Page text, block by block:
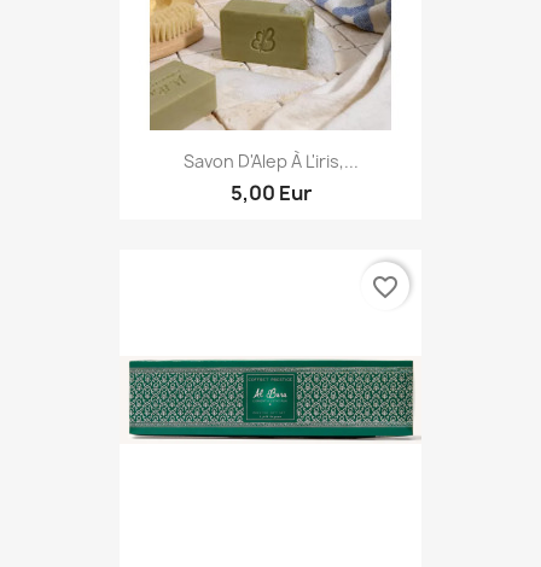
Savon D'Alep À L'iris,...
5,00 Eur
favorite_border